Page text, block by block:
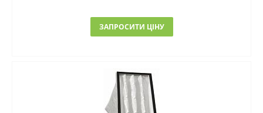
ЗАПРОСИТИ ЦІНУ